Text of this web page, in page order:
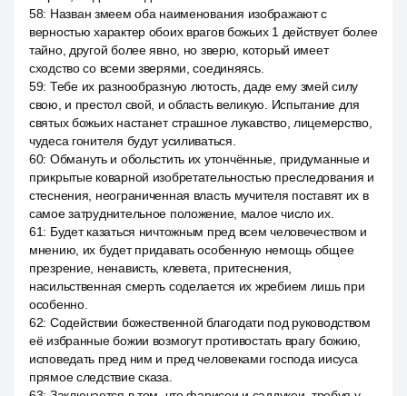
58: Назван змеем оба наименования изображают с
верностью характер обоих врагов божьих 1 действует более
тайно, другой более явно, но зверю, который имеет
сходство со всеми зверями, соединяясь.
59: Тебе их разнообразную лютость, даде ему змей силу
свою, и престол свой, и область великую. Испытание для
святых божьих настанет страшное лукавство, лицемерство,
чудеса гонителя будут усиливаться.
60: Обмануть и обольстить их утончённые, придуманные и
прикрытые коварной изобретательностью преследования и
стеснения, неограниченная власть мучителя поставят их в
самое затруднительное положение, малое число их.
61: Будет казаться ничтожным пред всем человечеством и
мнению, их будет придавать особенную немощь общее
презрение, ненависть, клевета, притеснения,
насильственная смерть соделается их жребием лишь при
особенно.
62: Содействии божественной благодати под руководством
её избранные божии возмогут противостать врагу божию,
исповедать пред ним и пред человеками господа иисуса
прямое следствие сказа.